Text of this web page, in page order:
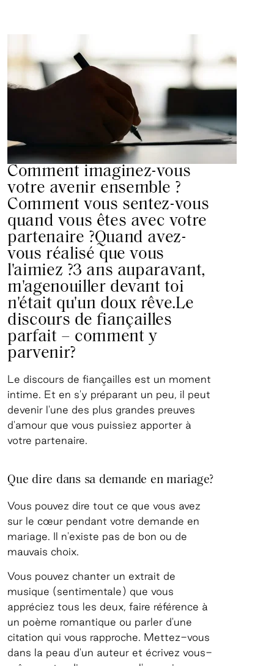
Comment imaginez-vous
votre avenir ensemble ?
Comment vous sentez-vous
quand vous êtes avec votre
partenaire ?Quand avez-
vous réalisé que vous
l'aimiez ?3 ans auparavant,
m'agenouiller devant toi
n'était qu'un doux rêve.Le
discours de fiançailles
parfait – comment y
parvenir?
Le discours de fiançailles est un moment
intime. Et en s'y préparant un peu, il peut
devenir l'une des plus grandes preuves
d'amour que vous puissiez apporter à
votre partenaire.
Que dire dans sa demande en mariage?
Vous pouvez dire tout ce que vous avez
sur le cœur pendant votre demande en
mariage. Il n'existe pas de bon ou de
mauvais choix.
Vous pouvez chanter un extrait de
musique (sentimentale) que vous
appréciez tous les deux, faire référence à
un poème romantique ou parler d'une
citation qui vous rapproche. Mettez-vous
dans la peau d'un auteur et écrivez vous-